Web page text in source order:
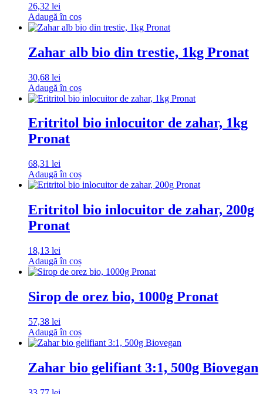
26,32 lei
Adaugă în coș
Zahar alb bio din trestie, 1kg Pronat
30,68 lei
Adaugă în coș
Eritritol bio inlocuitor de zahar, 1kg
Pronat
68,31 lei
Adaugă în coș
Eritritol bio inlocuitor de zahar, 200g
Pronat
18,13 lei
Adaugă în coș
Sirop de orez bio, 1000g Pronat
57,38 lei
Adaugă în coș
Zahar bio gelifiant 3:1, 500g Biovegan